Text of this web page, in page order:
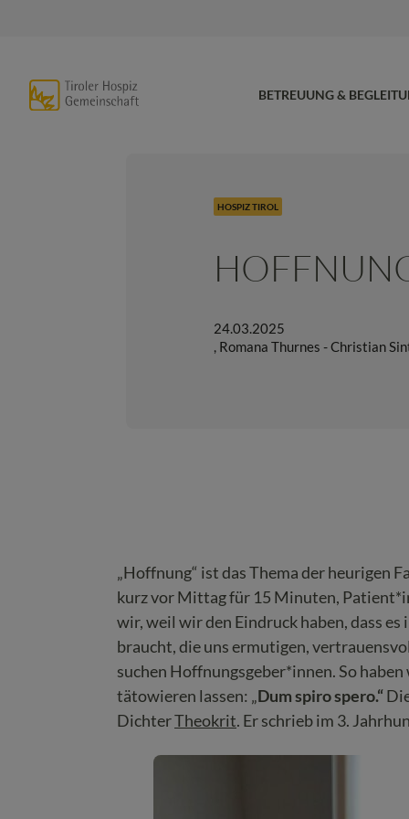
BETREUUNG &
HOSPIZ TIROL
24.03.2025
, Romana Thurnes - Christian
„Hoffnung“ ist das Thema der heurigen
kurz vor Mittag für 15 Minuten,
wir, weil wir den Eindruck haben, dass
braucht, die uns ermutigen,
suchen Hoffnungsgeber*innen. So
tätowieren lassen: „Dum spiro spero.“
DichterTheokrit. Er schrieb im 3.